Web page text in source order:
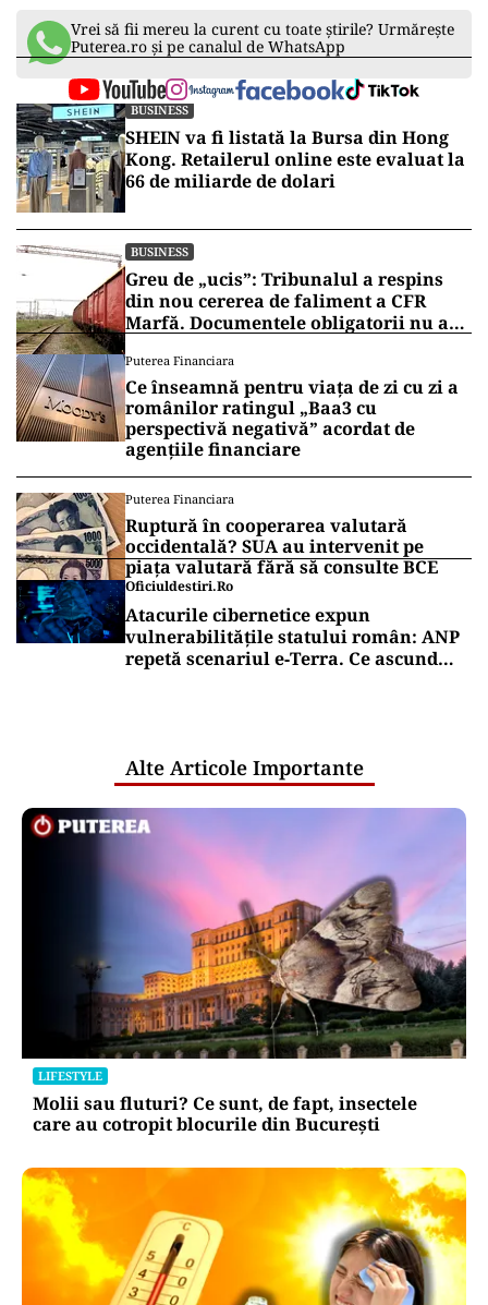
Vrei să fii mereu la curent cu toate știrile? Urmărește
Puterea.ro și pe canalul de WhatsApp
BUSINESS
SHEIN va fi listată la Bursa din Hong
Kong. Retailerul online este evaluat la
66 de miliarde de dolari
BUSINESS
Greu de „ucis”: Tribunalul a respins
din nou cererea de faliment a CFR
Marfă. Documentele obligatorii nu au
Puterea Financiara
Ce înseamnă pentru viața de zi cu zi a
românilor ratingul „Baa3 cu
perspectivă negativă” acordat de
agențiile financiare
Puterea Financiara
Ruptură în cooperarea valutară
occidentală? SUA au intervenit pe
piața valutară fără să consulte BCE
Oficiuldestiri.ro
Atacurile cibernetice expun
vulnerabilitățile statului român: ANP
repetă scenariul e‑Terra. Ce ascund
Alte Articole Importante
LIFESTYLE
Molii sau fluturi? Ce sunt, de fapt, insectele
care au cotropit blocurile din București